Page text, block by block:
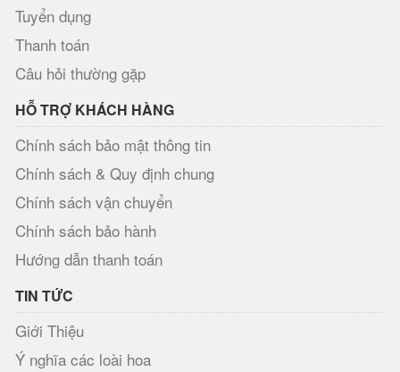
Tuyển dụng
Thanh toán
Câu hỏi thường gặp
HỖ TRỢ KHÁCH HÀNG
Chính sách bảo mật thông tin
Chính sách & Quy định chung
Chính sách vận chuyển
Chính sách bảo hành
Hướng dẫn thanh toán
TIN TỨC
Giới Thiệu
Ý nghĩa các loài hoa